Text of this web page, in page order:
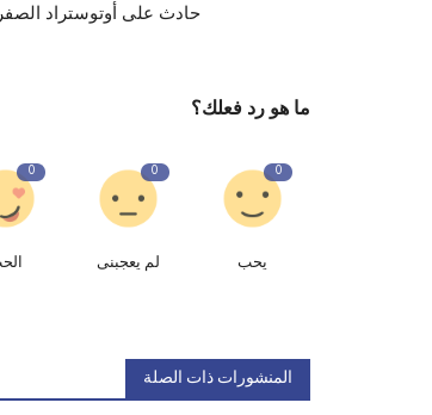
حادث على أوتوستراد
ما هو رد فعلك؟
0
يحب
0
لم يعجبنى
0
المنشورات ذات الصلة